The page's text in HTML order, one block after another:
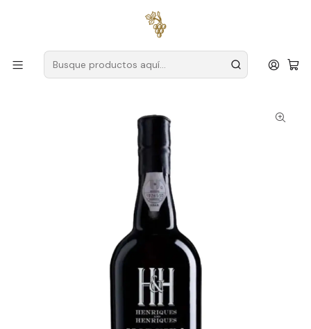
para pedidos superiores a
Productores Madera
Henriques y Henriques
Henriques & Henriques Verdelho 20 Años Madeira 75cl